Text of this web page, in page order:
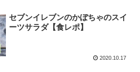
セブンイレブンのかぼちゃのスイ
ーツサラダ【食レポ】
2020.10.17